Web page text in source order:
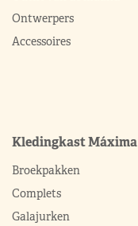
Ontwerpers
Accessoires
Kledingkast Máxima
Broekpakken
Complets
Galajurken